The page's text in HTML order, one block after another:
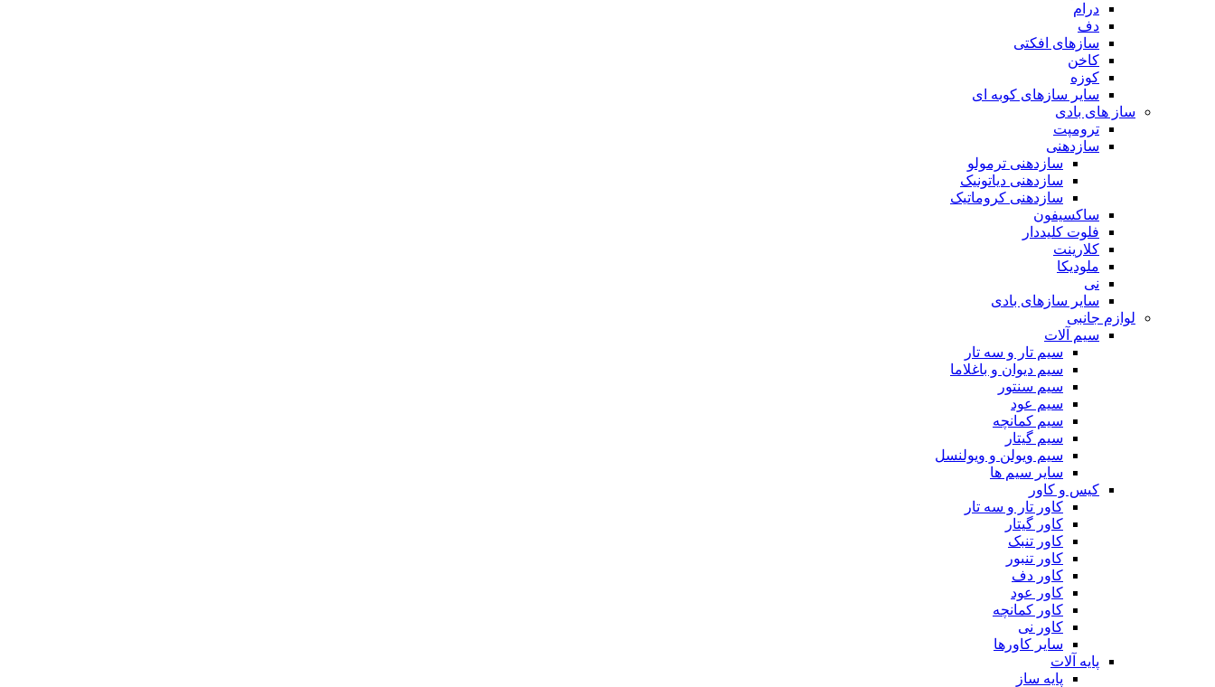
درام
دف
سازهای افکتی
کاخن
کوزه
سایر سازهای کوبه ای
ساز های بادی
ترومپت
سازدهنی
سازدهنی ترمولو
سازدهنی دیاتونیک
سازدهنی کروماتیک
ساکسیفون
فلوت کلیددار
کلارینت
ملودیکا
نی
سایر سازهای بادی
لوازم جانبی
سیم آلات
سیم تار و سه تار
سیم دیوان و باغلاما
سیم سنتور
سیم عود
سیم کمانچه
سیم گیتار
سیم ویولن و ویولنسل
سایر سیم ها
کیس و کاور
کاور تار و سه تار
کاور گیتار
کاور تنبک
کاور تنبور
کاور دف
کاور عود
کاور کمانچه
کاور نی
سایر کاورها
پایه آلات
پایه ساز